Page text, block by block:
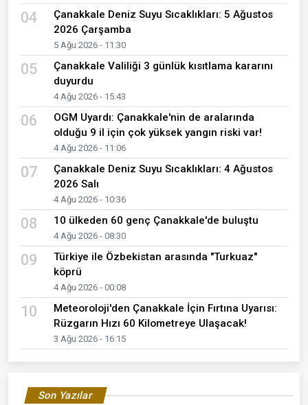
04
Çanakkale Deniz Suyu Sıcaklıkları: 5 Ağustos
2026 Çarşamba
5 Ağu 2026 - 11:30
05
Çanakkale Valiliği 3 günlük kısıtlama kararını
duyurdu
4 Ağu 2026 - 15:43
06
OGM Uyardı: Çanakkale'nin de aralarında
olduğu 9 il için çok yüksek yangın riski var!
4 Ağu 2026 - 11:06
07
Çanakkale Deniz Suyu Sıcaklıkları: 4 Ağustos
2026 Salı
4 Ağu 2026 - 10:36
08 10 ülkeden 60 genç Çanakkale'de buluştu
4 Ağu 2026 - 08:30
09
Türkiye ile Özbekistan arasında "Turkuaz"
köprü
4 Ağu 2026 - 00:08
10
Meteoroloji'den Çanakkale İçin Fırtına Uyarısı:
Rüzgarın Hızı 60 Kilometreye Ulaşacak!
3 Ağu 2026 - 16:15
Son Yazılar